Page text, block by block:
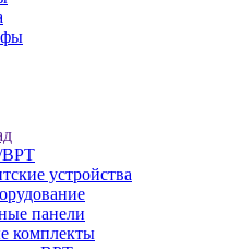
устройства
панели
комплекты